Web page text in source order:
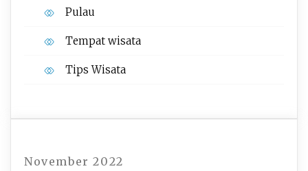
Pulau
Tempat wisata‎
Tips Wisata
November 2022